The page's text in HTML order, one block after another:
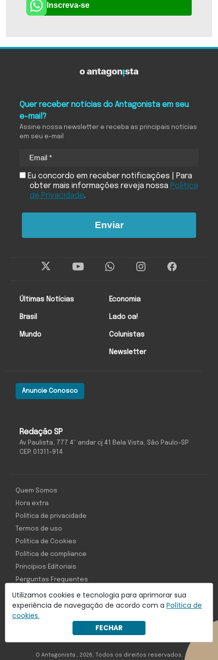
Utilizamos cookies e tecnologia para aprimorar sua
experiência de navegação de acordo com a Política de
cookies.
FECHAR
Inscreva-se
Redação SP
Av Paulista, 777 4º andar cj 41 Bela Vista, São Paulo-SP
CEP: 01311-914
Anuncie Conosco
Últimas Notícias
Brasil
Mundo
Economia
Lado oa!
Colunistas
Newsletter
Quer receber notícias do Antagonista em seu
e-mail?
Assine nossa newsletter e receba as principais notícias
em seu e-mail
Eu concordo em receber notificações | Para
obter mais informações reveja nossa Política
de Privacidade.
Enviar
Com inteligência e tecnologia:
Object1ve - Marketing Solution
Quem Somos
Hora extra
Política de privacidade
Termos de uso
Política de Cookies
Política de compliance
Princípios Editoriais
Perguntas Frequentes
O Antagonista , 2026, Todos os direitos reservados,